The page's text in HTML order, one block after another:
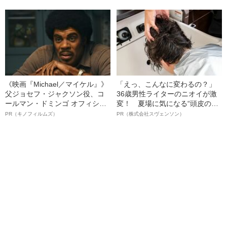
《映画『Michael／マイケル』》
父ジョセフ・ジャクソン役、コ
ールマン・ドミンゴ オフィシャ
ルインタビュー“観客を魅了した
PR（キノフィルムズ）
「えっ、こんなに変わるの？」
36歳男性ライターのニオイが激
変！ 夏場に気になる“頭皮のニ
オイ”や“ベタつき”を解消す
PR（株式会社スヴェンソン）